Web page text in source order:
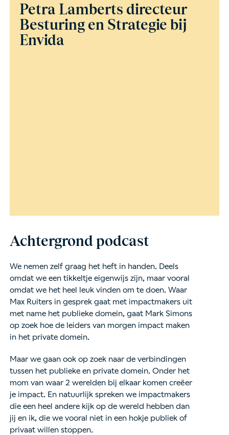
Petra Lamberts directeur
Besturing en Strategie bij
Envida
Achtergrond podcast
We nemen zelf graag het heft in handen. Deels
omdat we een tikkeltje eigenwijs zijn, maar vooral
omdat we het heel leuk vinden om te doen. Waar
Max Ruiters in gesprek gaat met impactmakers uit
met name het publieke domein, gaat Mark Simons
op zoek hoe de leiders van morgen impact maken
in het private domein.
Maar we gaan ook op zoek naar de verbindingen
tussen het publieke en private domein. Onder het
mom van waar 2 werelden bij elkaar komen creëer
je impact. En natuurlijk spreken we impactmakers
die een heel andere kijk op de wereld hebben dan
jij en ik, die we vooral niet in een hokje publiek of
privaat willen stoppen.